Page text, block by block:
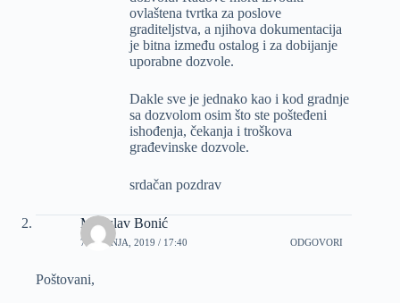
ovlaštena tvrtka za poslove
graditeljstva, a njihova dokumentacija
je bitna između ostalog i za dobijanje
uporabne dozvole.
Dakle sve je jednako kao i kod gradnje
sa dozvolom osim što ste pošteđeni
ishođenja, čekanja i troškova
građevinske dozvole.
srdačan pozdrav
Miroslav Bonić
7 SVIBNJA, 2019 / 17:40 ODGOVORI
Poštovani,